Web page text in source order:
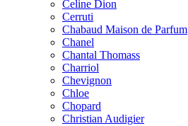
Celine Dion
Cerruti
Chabaud Maison de Parfum
Chanel
Chantal Thomass
Charriol
Chevignon
Chloe
Chopard
Christian Audigier